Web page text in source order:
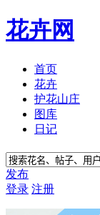
花卉网
首页
花卉
护花山庄
图库
日记
发布
登录 注册